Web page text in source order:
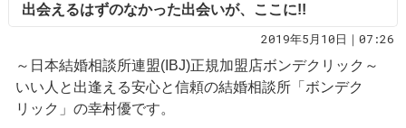
出会えるはずのなかった出会いが、ここに!!
2019年5月10日｜07:26
～日本結婚相談所連盟(IBJ)正規加盟店ボンデクリック～
いい人と出逢える安心と信頼の結婚相談所「ボンデク
リック」の幸村優です。